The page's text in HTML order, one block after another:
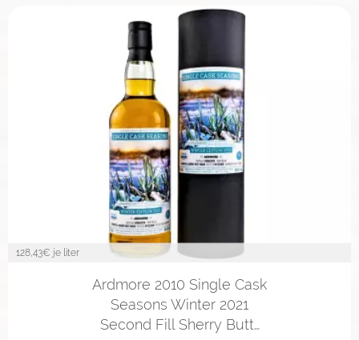
128,43€ je liter
Ardmore 2010 Single Cask
Seasons Winter 2021
Second Fill Sherry Butt…